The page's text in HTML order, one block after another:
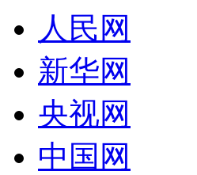
人民网
新华网
央视网
中国网